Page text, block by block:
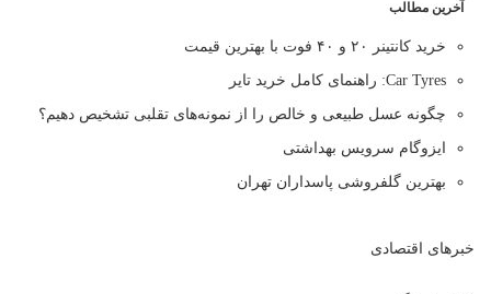
آخرین مطالب
خرید کانتینر ۲۰ و ۴۰ فوت با بهترین قیمت
Car Tyres: راهنمای کامل خرید تایر
چگونه عسل طبیعی و خالص را از نمونه‌های تقلبی تشخیص دهیم؟
ایزوگام سرویس بهداشتی
بهترین گلفروشی پاسداران تهران
خبرهای اقتصادی